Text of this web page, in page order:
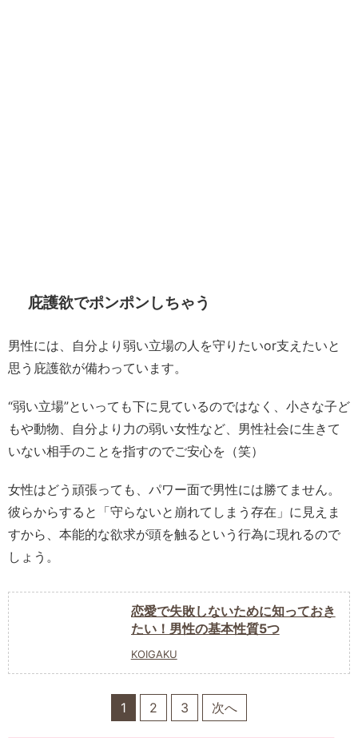
庇護欲でポンポンしちゃう
男性には、自分より弱い立場の人を守りたいor支えたいと
思う庇護欲が備わっています。
“弱い立場”といっても下に見ているのではなく、小さな子ど
もや動物、自分より力の弱い女性など、男性社会に生きて
いない相手のことを指すのでご安心を（笑）
女性はどう頑張っても、パワー面で男性には勝てません。
彼らからすると「守らないと崩れてしまう存在」に見えま
すから、本能的な欲求が頭を触るという行為に現れるので
しょう。
恋愛で失敗しないために知っておき
たい！男性の基本性質5つ
KOIGAKU
1 2 3 次へ